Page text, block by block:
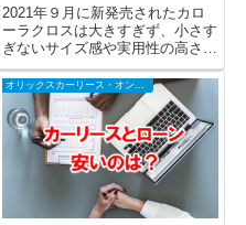
2021年９月に新発売されたカロ
ーラクロスは大きすぎず、小さす
ぎないサイズ感や実用性の高さ、
扱いやすさなどからSUVの中で
も人気車種となっています。その
ため新車が納車されるまでの期間
が長めになっているカローラクロ
スですが、カーリースでも同様...